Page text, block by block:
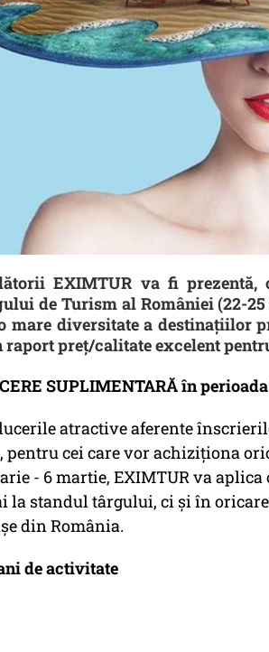
EXIMTUR va fi
de Turism al României (22-
mare diversitate a destinațiilor
raport preț/calitate excelent
SUPLIMENTARĂ în
atractive aferente
pentru cei care vor achiziționa
- 6 martie, EXIMTUR va
la standul târgului, ci și în
din România.
de activitate